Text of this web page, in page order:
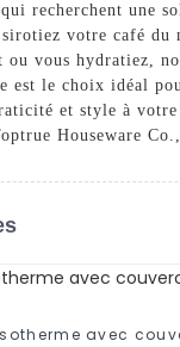
recherchent une
votre café du
ou vous hydratiez,
est le choix idéal
et style à
Houseware
avec